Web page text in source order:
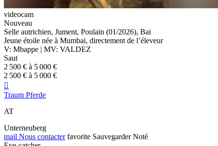
videocam
Nouveau
Selle autrichien, Jument, Poulain (01/2026), Bai
Jeune étoile née à Mumbai, directement de l’éleveur
V: Mbappe | MV: VALDEZ
Saut
2 500 € à 5 000 €
2 500 € à 5 000 €

Traum Pferde
AT
Unterneuberg
mail Nous contacter favorite Sauvegarder Noté